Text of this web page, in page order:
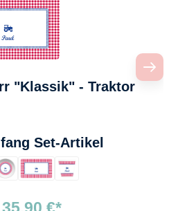
"Klassik" - Traktor
Set-Artikel